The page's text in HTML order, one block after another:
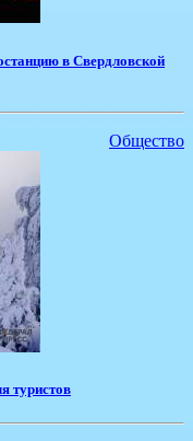
в Свердловской
Общество
туристов